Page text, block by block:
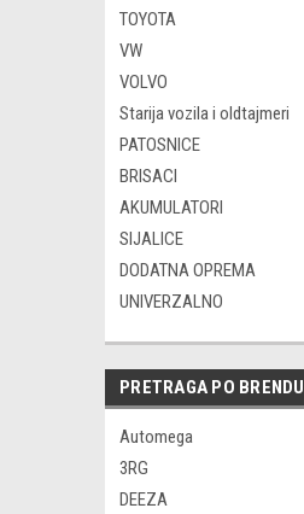
TOYOTA
VW
VOLVO
Starija vozila i oldtajmeri
PATOSNICE
BRISACI
AKUMULATORI
SIJALICE
DODATNA OPREMA
UNIVERZALNO
PRETRAGA PO BRENDU
Automega
3RG
DEEZA